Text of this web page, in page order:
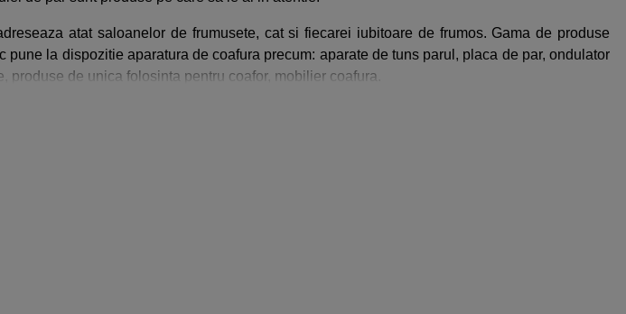
atat saloanelor de frumusete, cat si fiecarei iubitoare de frumos. Gama de produse
la dispozitie aparatura de coafura precum: aparate de tuns parul, placa de par, ondulator
de unica folosinta pentru coafor, mobilier coafura.
profesionale de par la preturi avantajoase pentru o ingrijire a parului la nivel inalt, cu